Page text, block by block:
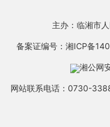
主办：临湘市
备案证编号：湘ICP备
湘公网
网站联系电话：0730-